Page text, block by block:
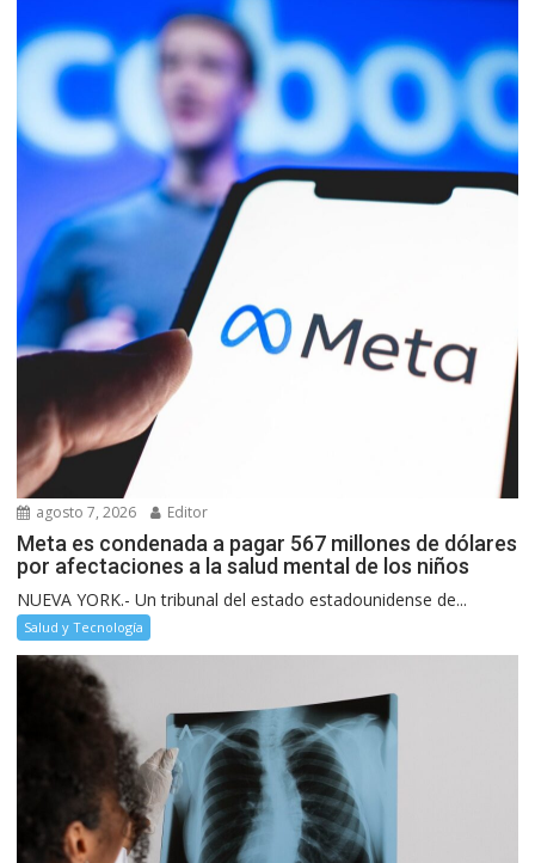
agosto 7, 2026 Editor
Meta es condenada a pagar 567 millones de dólares
por afectaciones a la salud mental de los niños
NUEVA YORK.- Un tribunal del estado estadounidense de...
Salud y Tecnología